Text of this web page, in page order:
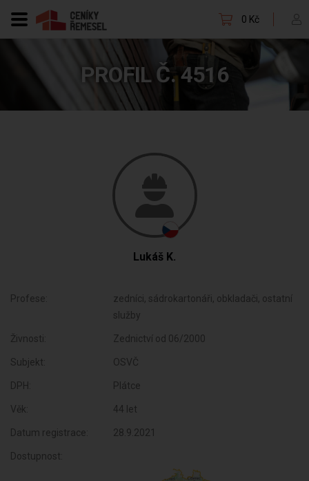
0 Kč
PROFIL Č. 4516
Lukáš K.
Profese:
zedníci, sádrokartonáři, obkladači, ostatní
služby
Živnosti: Zednictví od 06/2000
Subjekt: OSVČ
DPH: Plátce
Věk: 44 let
Datum registrace: 28.9.2021
Dostupnost: